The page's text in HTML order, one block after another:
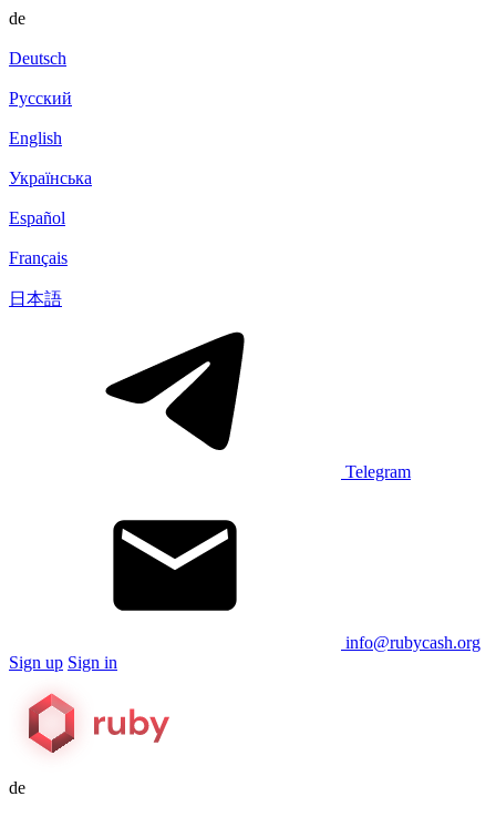
de
Deutsch
Русский
English
Українська
Español
Français
日本語
Telegram
info@rubycash.org
Sign up Sign in
de